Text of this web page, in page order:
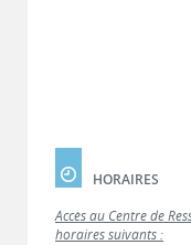
HORAIRES
Accès au Centre de
horaires suivants :